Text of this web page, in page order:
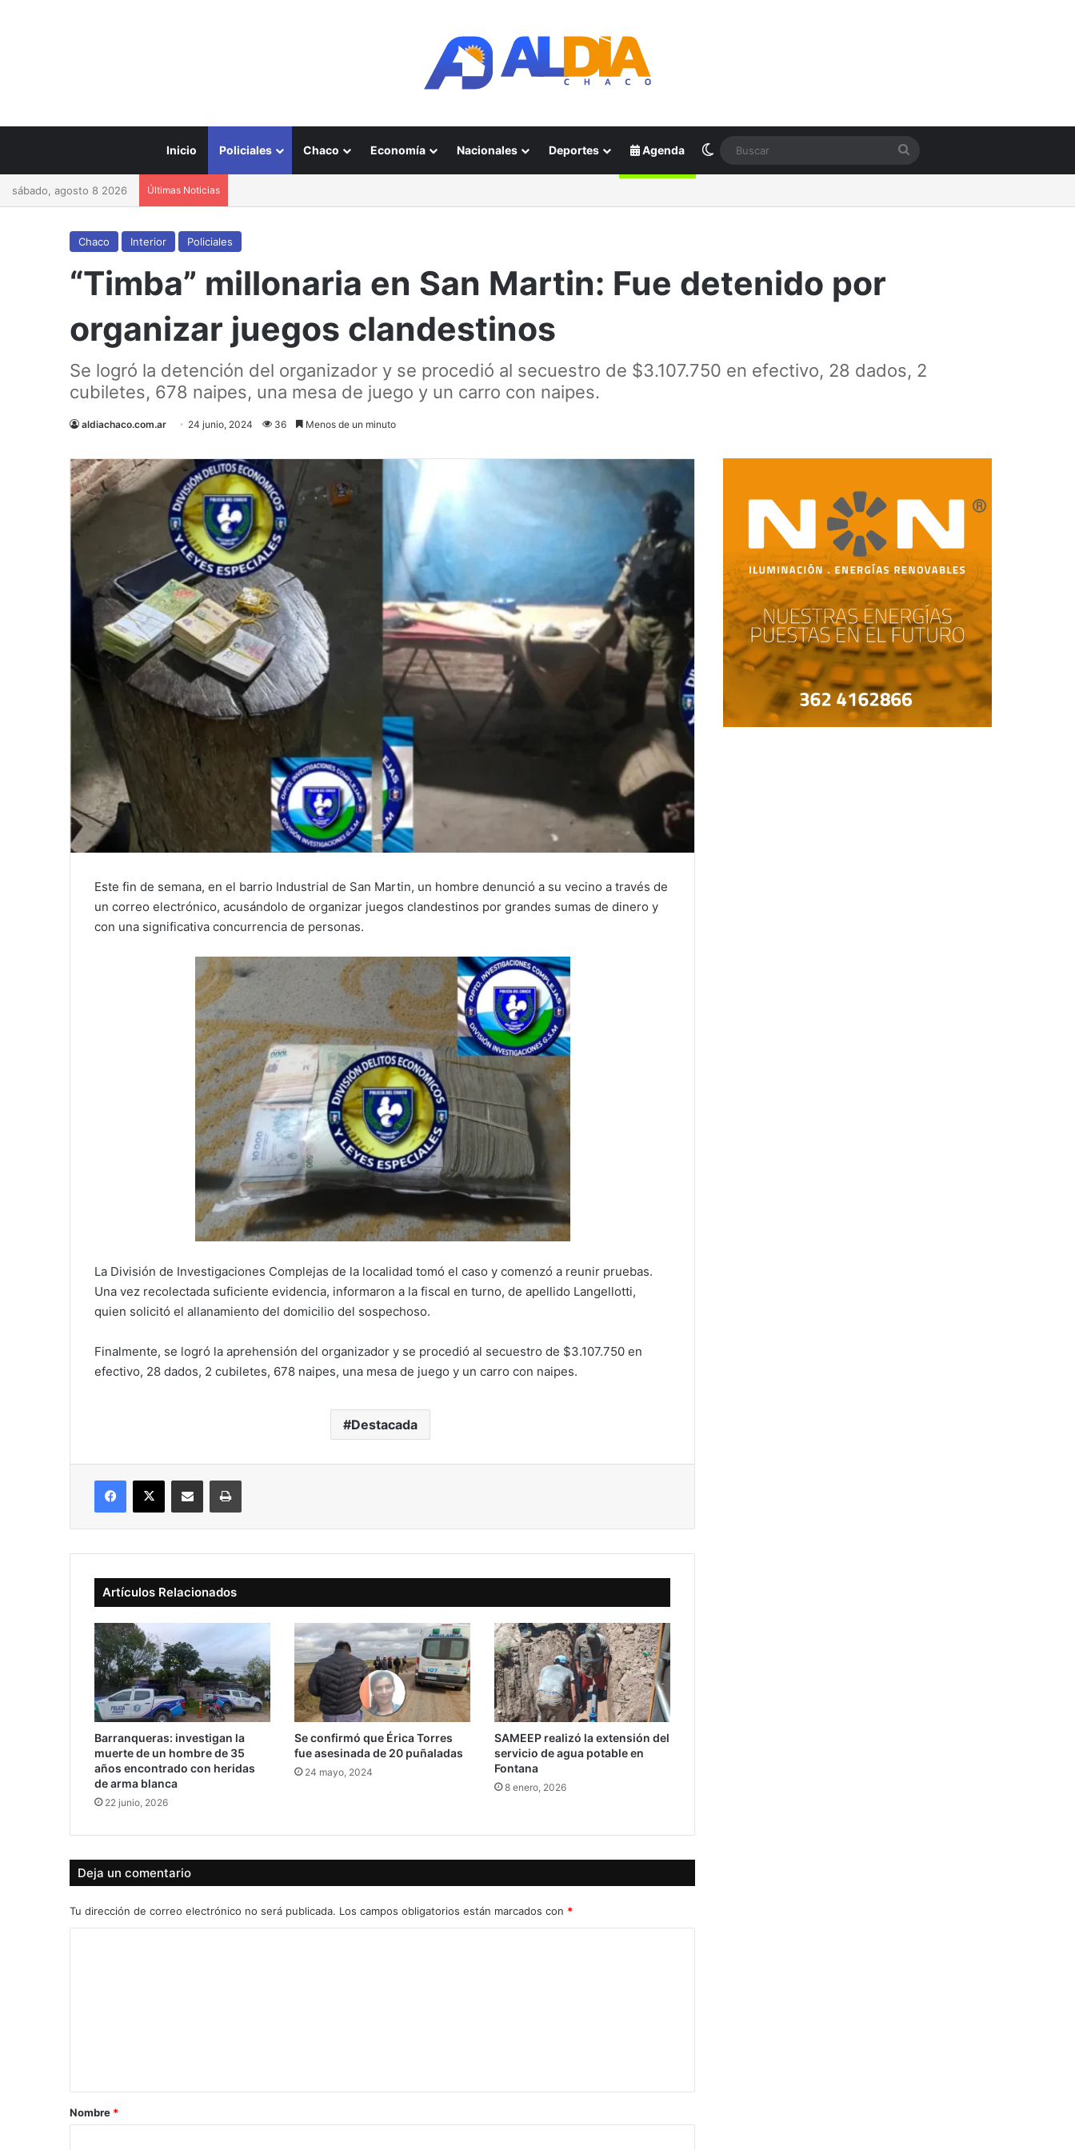
Inicio Policiales Chaco Economía Nacionales Deportes Agenda Switch skin
sábado, agosto 8 2026 Últimas Noticias
Chaco Interior Policiales
“Timba” millonaria en San Martin: Fue detenido por
organizar juegos clandestinos
Se logró la detención del organizador y se procedió al secuestro de $3.107.750 en efectivo, 28 dados, 2
cubiletes, 678 naipes, una mesa de juego y un carro con naipes.
aldiachaco.com.ar 24 junio, 2024 36 Menos de un minuto
Este fin de semana, en el barrio Industrial de San Martin, un hombre denunció a su vecino a través de
un correo electrónico, acusándolo de organizar juegos clandestinos por grandes sumas de dinero y
con una significativa concurrencia de personas.
La División de Investigaciones Complejas de la localidad tomó el caso y comenzó a reunir pruebas.
Una vez recolectada suficiente evidencia, informaron a la fiscal en turno, de apellido Langellotti,
quien solicitó el allanamiento del domicilio del sospechoso.
Finalmente, se logró la aprehensión del organizador y se procedió al secuestro de $3.107.750 en
efectivo, 28 dados, 2 cubiletes, 678 naipes, una mesa de juego y un carro con naipes.
Destacada
Facebook
X Compartir vía correo electrónicoImprimir
Artículos Relacionados
Barranqueras: investigan la
muerte de un hombre de 35
años encontrado con heridas
de arma blanca
22 junio, 2026
Se confirmó que Érica Torres
fue asesinada de 20 puñaladas
24 mayo, 2024
SAMEEP realizó la extensión del
servicio de agua potable en
Fontana
8 enero, 2026
Deja un comentario
Tu dirección de correo electrónico no será publicada. Los campos obligatorios están marcados con *
rNombre *